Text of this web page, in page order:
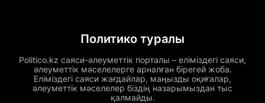
Политико туралы
Politico.kz саяси-әлеуметтік порталы – еліміздегі саяси,
әлеуметтік мәселелерге арналған бірегей жоба.
Еліміздегі саяси жағдайлар, маңызды оқиғалар,
әлеуметтік мәселелер біздің назарымыздан тыс
қалмайды.